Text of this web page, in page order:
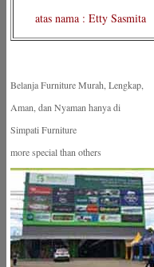
atas nama : Etty Sasmita
Belanja Furniture Murah, Lengkap,
Aman, dan Nyaman hanya di
Simpati Furniture
more special than others